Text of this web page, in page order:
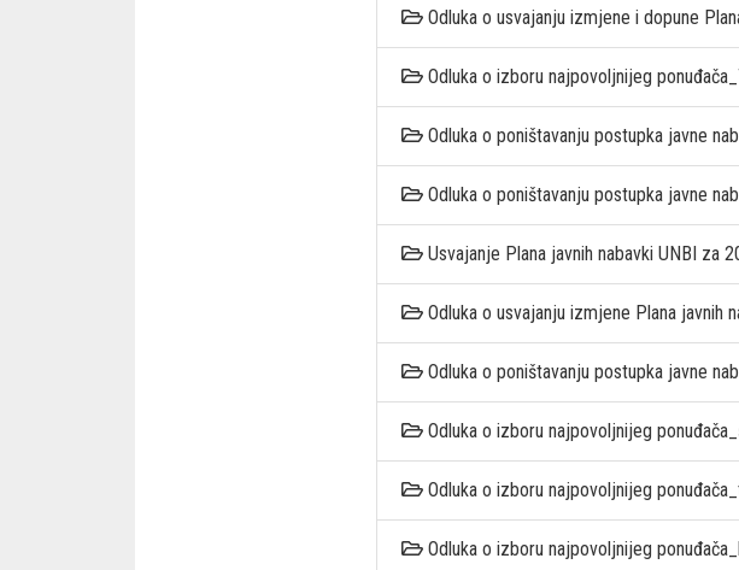
Odluka o usvajanju izmjene i dopune
Odluka o izboru najpovoljnijeg
Odluka o poništavanju postupka javne
Odluka o poništavanju postupka javne
Usvajanje Plana javnih nabavki UNBI za
Odluka o usvajanju izmjene Plana javnih
Odluka o poništavanju postupka javne
Odluka o izboru najpovoljnijeg
Odluka o izboru najpovoljnijeg
Odluka o izboru najpovoljnijeg